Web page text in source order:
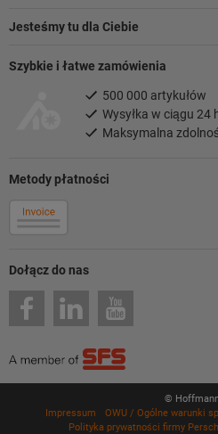
Jesteśmy tu dla Ciebie
Dołącz do nas
Metody płatności
Szybkie i łatwe zamówienia
500 000 artykułów
Wysyłka w ciągu 24
Maksymalna
©
Impressum
OWU / Ogólne warunki
Polityka prywatności firmy